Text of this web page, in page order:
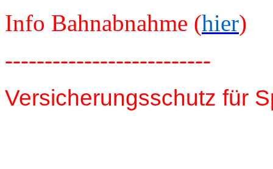
Info Bahnabnahme (hier)
--------------------------
Versicherungsschutz für